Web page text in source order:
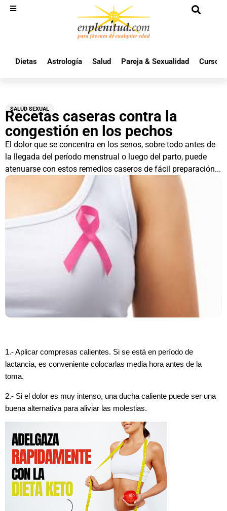
Dietas Astrología Salud Pareja & Sexualidad Cursos
SALUD SEXUAL
Recetas caseras contra la
congestión en los pechos
El dolor que se concentra en los senos, sobre todo antes de
la llegada del período menstrual o luego del parto, puede
atenuarse con estos remedios caseros de fácil preparación...
1.- Aplicar compresas calientes. Si se está en período de
lactancia, es conveniente colocarlas media hora antes de la
toma.
2.- Si el dolor es muy intenso, una ducha caliente puede ser una
buena alternativa para aliviar las molestias.